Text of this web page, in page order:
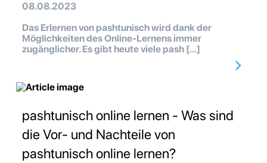
08.08.2023
Das Erlernen von pashtunisch wird dank der
Möglichkeiten des Online-Lernens immer
zugänglicher. Es gibt heute viele pash […]
pashtunisch online lernen - Was sind
die Vor- und Nachteile von
pashtunisch online lernen?